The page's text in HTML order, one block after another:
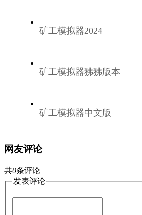
矿工模拟器2024
矿工模拟器狒狒版本
矿工模拟器中文版
网友评论
共0条评论
发表评论